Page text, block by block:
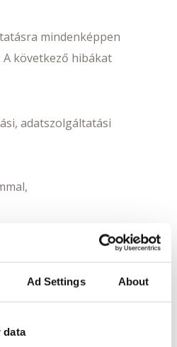
Ad Settings About
data
mindenképpen
következő hibákat
adatszolgáltatási
meghatározott szankcióval
körültekintően eljárni a
üzemeltetőként, vagyis